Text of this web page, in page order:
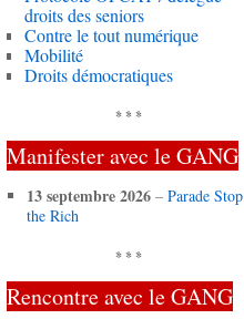
droits des seniors
Contre le tout numérique
Mobilité
Droits démocratiques
* * *
Manifester avec le GANG
13 septembre 2026 –Parade Stop
the Rich
* * *
Rencontre avec le GANG